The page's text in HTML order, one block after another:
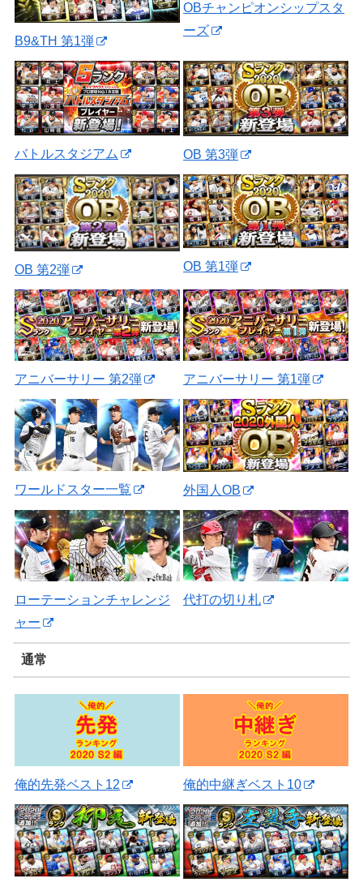
B9&TH 第1弾
OBチャンピオンシップスタ
ーズ
バトルスタジアム OB 第3弾
OB 第2弾 OB 第1弾
アニバーサリー 第2弾 アニバーサリー 第1弾
ワールドスター一覧 外国人OB
ローテーションチャレンジ
ャー
代打の切り札
通常
俺的先発ベスト12 俺的中継ぎベスト10